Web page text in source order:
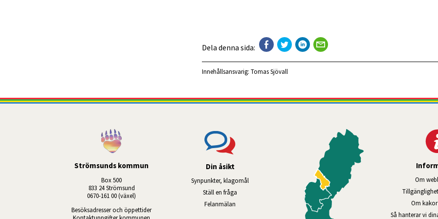
Dela denna sida:
Innehållsansvarig: Tomas Sjövall
Strömsunds kommun
Box 500
833 24 Strömsund
0670-161 00 (växel)
Besöksadresser och öppettider
Din åsikt
Synpunkter, klagomål
Ställ en fråga
Felanmälan
Om
Om
Så hanterar vi